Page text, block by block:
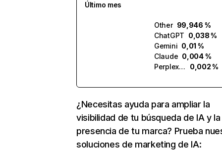
Último mes
Other 99,946 %
ChatGPT 0,038 %
Gemini 0,01 %
Claude 0,004 %
Perplexity
0,002 %
¿Necesitas ayuda para ampliar la
visibilidad de tu búsqueda de IA y la
presencia de tu marca? Prueba
soluciones de marketing de IA: